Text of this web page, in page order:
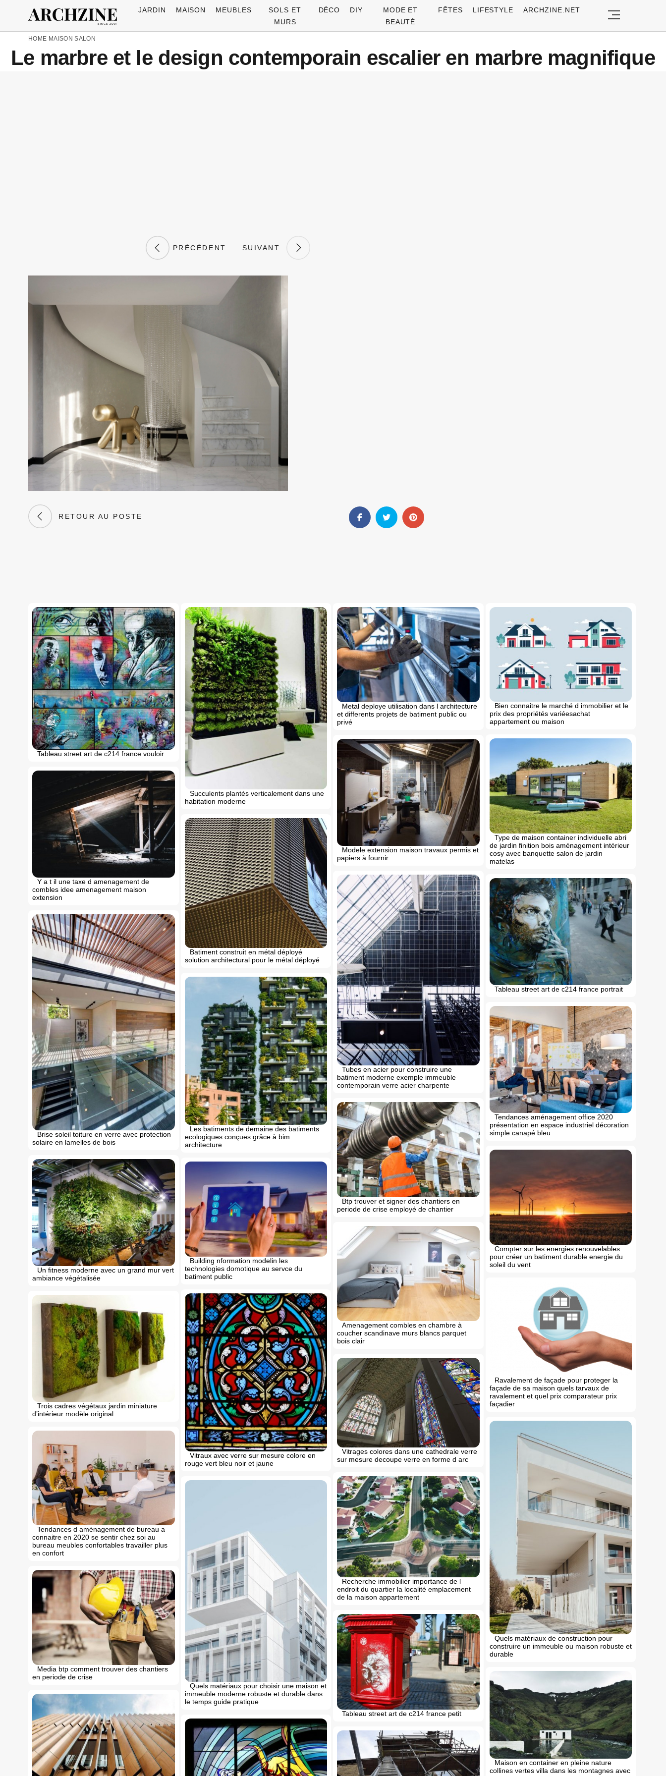
JARDIN MAISON MEUBLES
SOLS ET
MURS
DÉCO DIY
MODE ET
BEAUTÉ
FÊTES LIFESTYLE ARCHZINE.NET
HOME MAISON SALON
Le marbre et le design contemporain escalier en marbre magnifique
PRÉCÉDENT SUIVANT
RETOUR AU POSTE
Tableau street art de c214 france vouloir
Succulents plantés verticalement dans une
habitation moderne
Metal deploye utilisation dans l architecture
et differents projets de batiment public ou
privé
Bien connaitre le marché d immobilier et le
prix des propriétés variéesachat
appartement ou maison
Type de maison container individuelle abri
de jardin finition bois aménagement intérieur
cosy avec banquette salon de jardin
matelas
Modele extension maison travaux permis et
papiers à fournir
Y a t il une taxe d amenagement de
combles idee amenagement maison
extension
Batiment construit en métal déployé
solution architectural pour le métal déployé
Tubes en acier pour construire une
batiment moderne exemple immeuble
contemporain verre acier charpente
Tableau street art de c214 france portrait
Brise soleil toiture en verre avec protection
solaire en lamelles de bois
Les batiments de demaine des batiments
ecologiques conçues grâce à bim
architecture
Tendances aménagement office 2020
présentation en espace industriel décoration
simple canapé bleu
Btp trouver et signer des chantiers en
periode de crise employé de chantier
Compter sur les energies renouvelables
pour créer un batiment durable energie du
soleil du vent
Un fitness moderne avec un grand mur vert
ambiance végétalisée
Building nformation modelin les
technologies domotique au servce du
batiment public
Amenagement combles en chambre à
coucher scandinave murs blancs parquet
bois clair
Ravalement de façade pour proteger la
façade de sa maison quels tarvaux de
ravalement et quel prix comparateur prix
façadier
Vitraux avec verre sur mesure colore en
rouge vert bleu noir et jaune
Trois cadres végétaux jardin miniature
d’intérieur modèle original
Vitrages colores dans une cathedrale verre
sur mesure decoupe verre en forme d arc
Quels matériaux de construction pour
construire un immeuble ou maison robuste et
durable
Tendances d aménagement de bureau a
connaitre en 2020 se sentir chez soi au
bureau meubles confortables travailler plus
en confort
Recherche immobilier importance de l
endroit du quartier la localité emplacement
de la maison appartement
Quels matériaux pour choisir une maison et
immeuble moderne robuste et durable dans
le temps guide pratique
Media btp comment trouver des chantiers
en periode de crise
Tableau street art de c214 france petit
Maison en container en pleine nature
collines vertes villa dans les montagnes avec